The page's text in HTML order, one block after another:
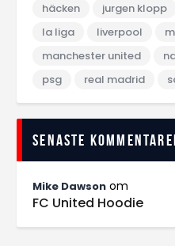
häcken
jurgen klopp
la liga
liverpool
manchester united
psg
real madrid
Senaste
Mike Dawson om
FC United Hoodie